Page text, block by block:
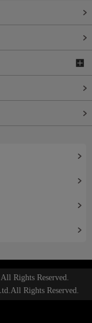
Rights Reserved.
Rights Reserved.